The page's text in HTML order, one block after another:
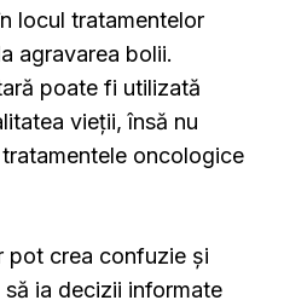
locul tratamentelor
agravarea bolii.
poate fi utilizată
vieții, însă nu
oncologice
pot crea confuzie și
ia decizii informate